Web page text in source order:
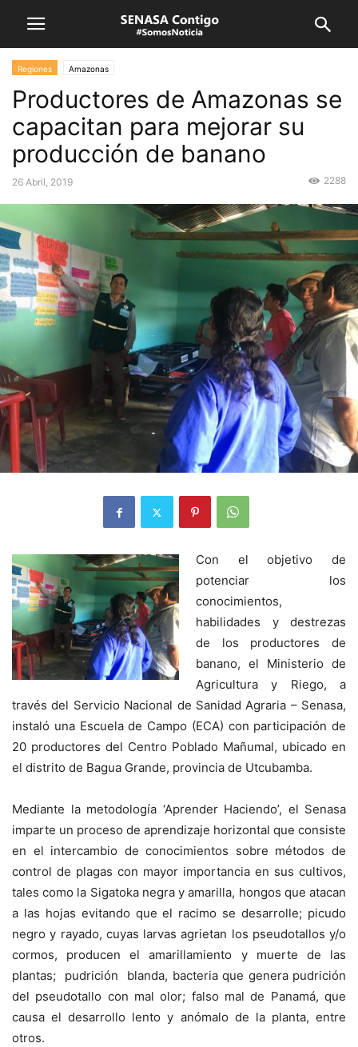
Regiones Amazonas
Productores de Amazonas se
capacitan para mejorar su
producción de banano
26 Abril, 2019 2288
Con el objetivo de
potenciar los
conocimientos,
habilidades y destrezas
de los productores de
banano, el Ministerio de
Agricultura y Riego, a
través del Servicio Nacional de Sanidad Agraria – Senasa,
instaló una Escuela de Campo (ECA) con participación de
20 productores del Centro Poblado Mañumal, ubicado en
el distrito de Bagua Grande, provincia de Utcubamba.
Mediante la metodología ‘Aprender Haciendo’, el Senasa
imparte un proceso de aprendizaje horizontal que consiste
en el intercambio de conocimientos sobre métodos de
control de plagas con mayor importancia en sus cultivos,
tales como la Sigatoka negra y amarilla, hongos que atacan
a las hojas evitando que el racimo se desarrolle; picudo
negro y rayado, cuyas larvas agrietan los pseudotallos y/o
cormos, producen el amarillamiento y muerte de las
plantas; pudrición blanda, bacteria que genera pudrición
del pseudotallo con mal olor; falso mal de Panamá, que
causa el desarrollo lento y anómalo de la planta, entre
otros.